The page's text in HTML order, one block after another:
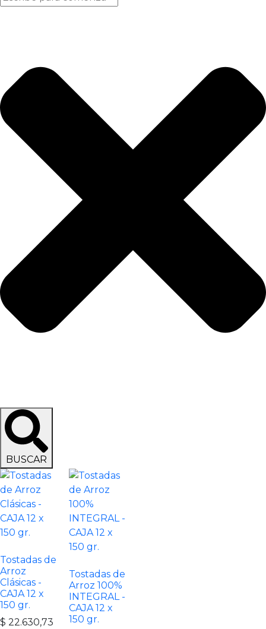
BUSCAR
Tostadas de
Arroz
Clásicas -
CAJA 12 x
150 gr.
$ 22.630,73
Tostadas de
Arroz 100%
INTEGRAL -
CAJA 12 x
150 gr.